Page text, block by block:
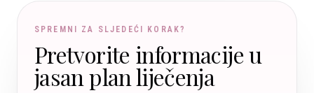
SPREMNI ZA SLJEDEĆI KORAK?
Pretvorite informacije u
jasan plan liječenja